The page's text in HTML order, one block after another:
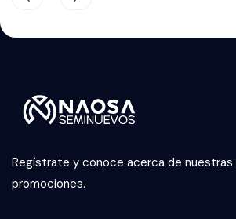
Regístrate y conoce acerca de
promociones.